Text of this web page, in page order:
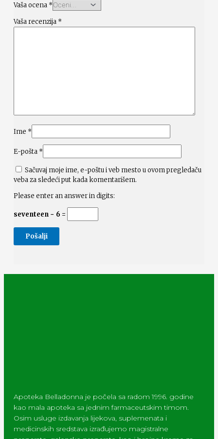
Vaša ocena *
Vaša recenzija *
Ime *
E-pošta *
Sačuvaj moje ime, e-poštu i veb mesto u ovom pregledaču
veba za sledeći put kada komentarišem.
Please enter an answer in digits:
seventeen − 6 =
Apoteka Belladonna je počela sa radom 1996. godine
kao mala apoteka sa jednim farmaceutskim timom.
Osim usluge izdavanja lijekova, suplemenata i
medicinskih sredstava izrađujemo magistralne